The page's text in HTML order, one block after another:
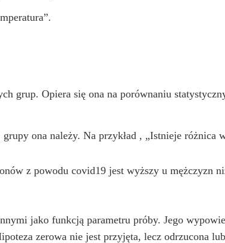
grup. Opiera się ona na porównaniu
ona należy. Na przykład , „Istnieje różnica
z powodu covid19 jest wyższy u mężczyzn
jako funkcją parametru próby. Jego
zerowa nie jest przyjęta, lecz odrzucona